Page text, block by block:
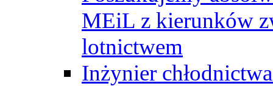
MEiL z kierunków
lotnictwem
Inżynier